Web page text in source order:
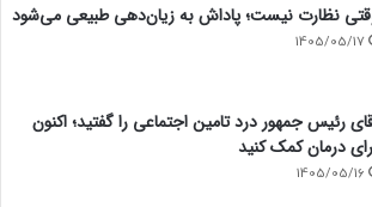
نظارت نیست؛ پاداش به زیان‌دهی طبیعی می‌شود
1405/05/17
رئیس جمهور درد تامین اجتماعی را گفتید؛ اکنون
درمان کمک کنید
1405/05/16